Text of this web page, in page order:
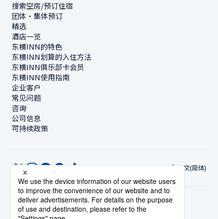
搜索空房/预订住宿
团体・集体预订
精选
酒店一览
东横INN的特色
东横INN划算的入住方法
东横INN俱乐部卡会员
东横INN使用指南
企业客户
常见问题
咨询
公司信息
可持续政策
中文(简体)
© Toyoko Inn Co., Ltd.
隐私设置隐私保护政策根据特定商业交易法的标示网站政策
账号使用条款持卡会员条款